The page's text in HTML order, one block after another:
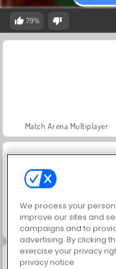
79%
Match Arena Multiplayer
Jigsaw Puzzle: Fun Cute
We process your
improve our sites and
campaigns and to
advertising. By clicking
exercise your privacy
privacy notice